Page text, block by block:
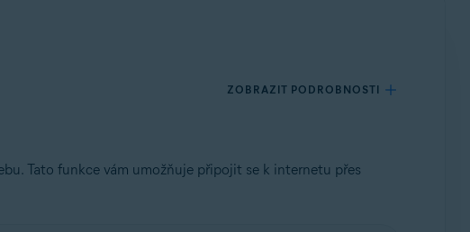
ZOBRAZIT PODROBNOSTI
Tato funkce vám umožňuje připojit se k internetu přes